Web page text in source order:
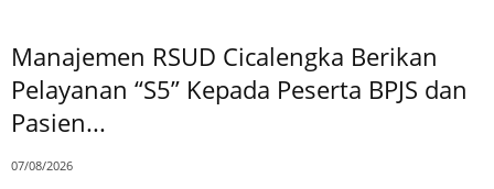
Manajemen RSUD Cicalengka Berikan
Pelayanan “S5” Kepada Peserta BPJS dan
Pasien...
07/08/2026